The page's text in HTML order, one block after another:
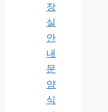
장
실
안
내
문
양
식